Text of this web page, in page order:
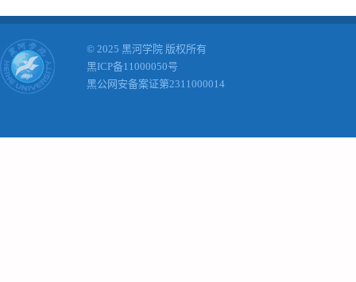
© 2025 黑河学院 版权所有
黑ICP备11000050号
黑公网安备案证第2311000014